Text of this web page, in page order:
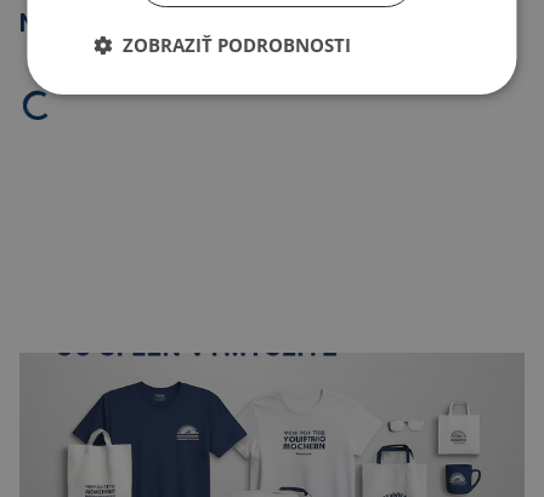
Najpredávanejšie
ZOBRAZIŤ PODROBNOSTI